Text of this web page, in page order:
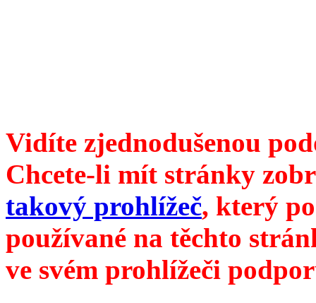
Vidíte zjednodušenou
Chcete-li mít stránky
takový prohlížeč, který
používané na těchto
ve svém prohlížeči